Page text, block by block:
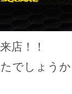
店！！
でしょう